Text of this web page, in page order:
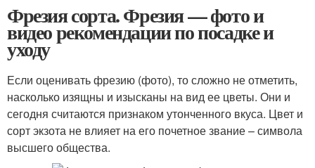
Фрезия сорта. Фрезия — фото и
видео рекомендации по посадке и
уходу
Если оценивать фрезию (фото), то сложно не отметить,
насколько изящны и изысканы на вид ее цветы. Они и
сегодня считаются признаком утонченного вкуса. Цвет и
сорт экзота не влияет на его почетное звание – символа
высшего общества.